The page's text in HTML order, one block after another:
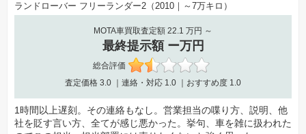
ランドローバー フリーランダー2（2010｜～7万キロ）
MOTA車買取査定額 22.1 万円 ～
最終提示額 ー万円
総合評価
査定価格 3.0 ｜連絡・対応 1.0 ｜おすすめ度 1.0
1時間以上遅刻。その連絡もなし。営業担当の喋り方、説明、他
社を貶す言い方、全てが感じ悪かった。挙句、車を雑に扱われた